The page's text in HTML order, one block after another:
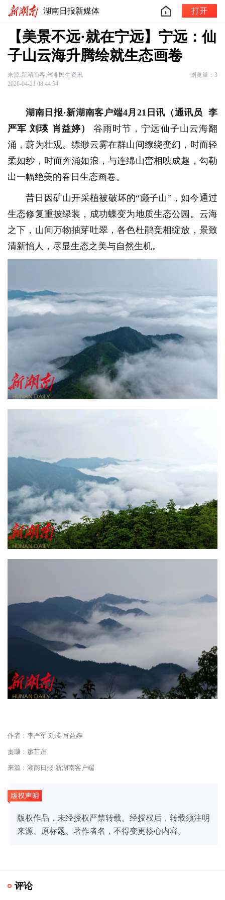
湖南日报新媒体 打开
【美景不远·就在宁远】宁远：仙
子山云海升腾绘就生态画卷
来源:新湖南客户端.民生资讯
浏览量：3
2026-04-21 08:44:54
湖南日报·新湖南客户端4月21日讯 （通讯员
李
严军 刘瑛 肖益婷）
谷雨时节，宁远仙子山云海翻
涌，蔚为壮观。缥缈云雾在群山间缭绕变幻，时而轻
柔如纱，时而奔涌如浪，与连绵山峦相映成趣，勾勒
出一幅绝美的春日生态画卷。
昔日因矿山开采植被破坏的“癞子山”，如今通过
生态修复重披绿装，成功蝶变为地质生态公园。云海
之下，山间万物抽芽吐翠，各色杜鹃竞相绽放，景致
清新怡人，尽显生态之美与自然生机。
作者：李严军 刘瑛 肖益婷
责编：廖芷谊
来源：湖南日报·新湖南客户端
版权作品，未经授权严禁转载。经授权后，转载须注明
来源、原标题、著作者名，不得变更核心内容。
评论